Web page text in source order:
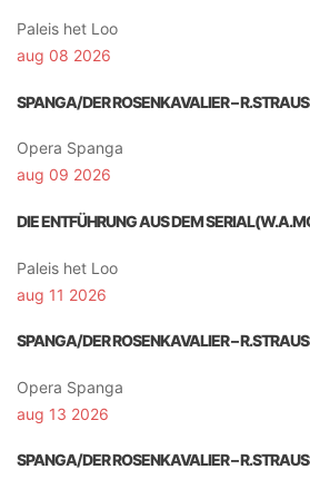
Paleis het Loo
aug 08 2026
SPANGA/DER ROSENKAVALIER –
Opera Spanga
aug 09 2026
DIE ENTFÜHRUNG AUS DEM
Paleis het Loo
aug 11 2026
SPANGA/DER ROSENKAVALIER –
Opera Spanga
aug 13 2026
SPANGA/DER ROSENKAVALIER –